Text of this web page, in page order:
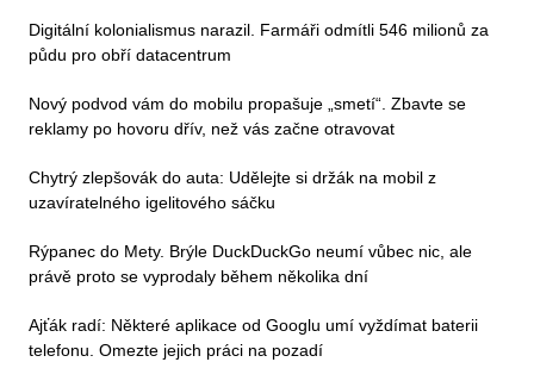
Digitální kolonialismus narazil. Farmáři odmítli 546 milionů za
půdu pro obří datacentrum
Nový podvod vám do mobilu propašuje „smetí“. Zbavte se
reklamy po hovoru dřív, než vás začne otravovat
Chytrý zlepšovák do auta: Udělejte si držák na mobil z
uzavíratelného igelitového sáčku
Rýpanec do Mety. Brýle DuckDuckGo neumí vůbec nic, ale
právě proto se vyprodaly během několika dní
Ajťák radí: Některé aplikace od Googlu umí vyždímat baterii
telefonu. Omezte jejich práci na pozadí